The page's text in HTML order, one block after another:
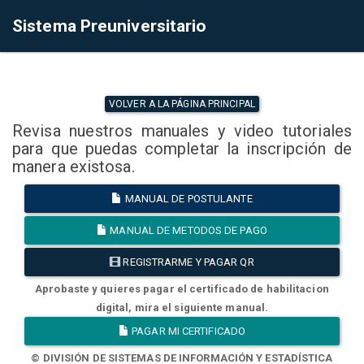
Sistema Preuniversitario
VOLVER A LA PÁGINA PRINCIPAL
Revisa nuestros manuales y video tutoriales
para que puedas completar la inscripción de
manera existosa.
MANUAL DE POSTULANTE
MANUAL DE METODOS DE PAGO
REGISTRARME Y PAGAR QR
Aprobaste y quieres pagar el certificado de habilitacion
digital, mira el siguiente manual.
PAGAR MI CERTIFICADO
© DIVISIÓN DE SISTEMAS DE INFORMACIÓN Y ESTADÍSTICA